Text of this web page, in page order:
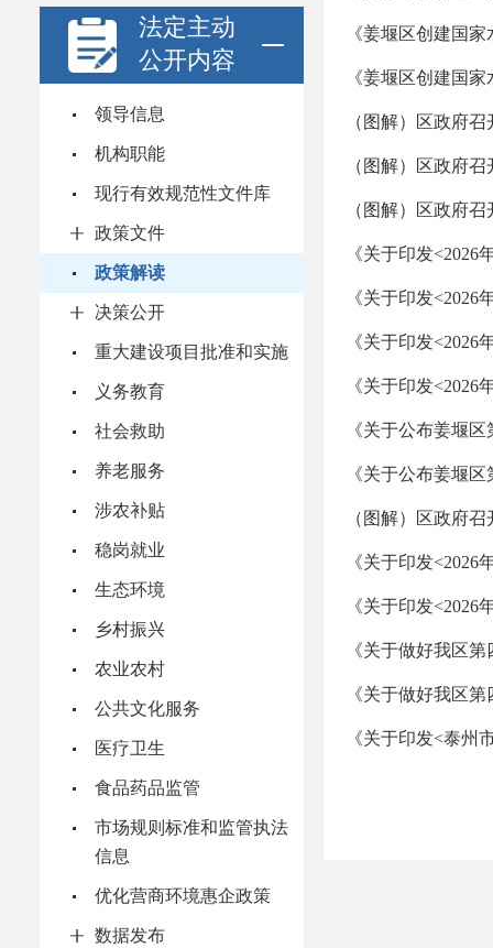
法定主动
公开内容
领导信息
机构职能
现行有效规范性文件库
政策文件
政策解读
决策公开
重大建设项目批准和实施
义务教育
社会救助
养老服务
涉农补贴
稳岗就业
生态环境
乡村振兴
农业农村
公共文化服务
医疗卫生
食品药品监管
市场规则标准和监管执法
信息
优化营商环境惠企政策
数据发布
《姜堰区创建国
《姜堰区创建国
（图解）区政府
（图解）区政府
（图解）区政府
《关于印发
《关于印发
《关于印发
《关于印发
《关于公布姜堰
《关于公布姜堰
（图解）区政府
《关于印发<2026
《关于印发<2026
《关于做好我区
《关于做好我区
《关于印发<泰州